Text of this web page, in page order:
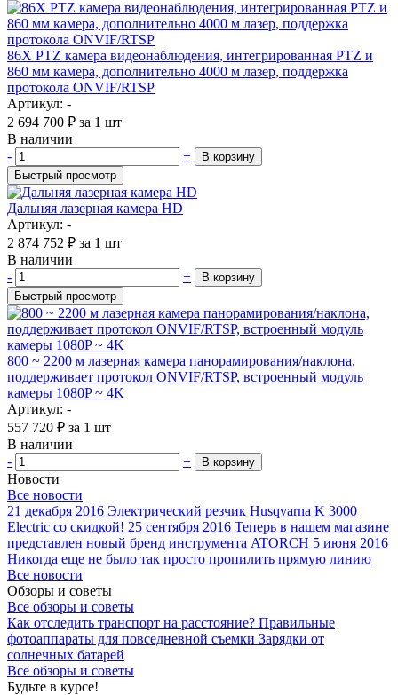
86X PTZ камера видеонаблюдения, интегрированная PTZ и
860 мм камера, дополнительно 4000 м лазер, поддержка
протокола ONVIF/RTSP
Артикул: -
2 694 700 ₽ за 1 шт
В наличии
-
+
В корзину
Быстрый просмотр
Дальняя лазерная камера HD
Артикул: -
2 874 752 ₽ за 1 шт
В наличии
-
+
В корзину
Быстрый просмотр
800 ~ 2200 м лазерная камера панорамирования/наклона,
поддерживает протокол ONVIF/RTSP, встроенный модуль
камеры 1080P ~ 4K
Артикул: -
557 720 ₽ за 1 шт
В наличии
-
+ В корзину
Новости
Все новости
21 декабря 2016 Электрический резчик Husqvarna K 3000
Electric со скидкой! 25 сентября 2016 Теперь в нашем магазине
представлен новый бренд инструмента ATORCH 5 июня 2016
Никогда еще не было так просто пропилить прямую линию
Все новости
Обзоры и советы
Все обзоры и советы
Как отследить транспорт на расстояние? Правильные
фотоаппараты для повседневной съемки Зарядки от
солнечных батарей
Все обзоры и советы
Будьте в курсе!